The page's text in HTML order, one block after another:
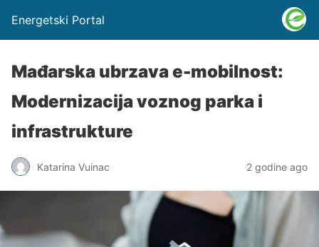
Energetski Portal
Mađarska ubrzava e-mobilnost:
Modernizacija voznog parka i
infrastrukture
Katarina Vuinac 2 godine ago